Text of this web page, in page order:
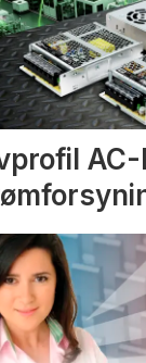
AC-